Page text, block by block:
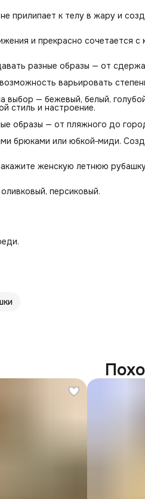
прилипает к телу в жару и
и прекрасно сочетается
разные образы — от
варьировать
выбор — бежевый, белый,
стиль и настроение.
образы — от пляжного до
брюками или юбкой‑миди.
женскую летнюю рубашку
персиковый.